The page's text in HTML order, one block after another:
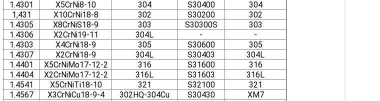
1.4301 X5CrNi8-10 304 S30400
304
1,431
X10CrNi18-8 302 S30200
302
1.4305
X8CrNiS18-9 303 S30300S
303
1.4306
X2CrNi19-11 304L -
-
1.4303
X4CrNi18-9 305 S30600
305
1.4307
X2CrNi18-9 304L S30403
304L
1.4401
X5CrNiMo17-12-2 316 S31600
316
1.4404
X2CrNiMo17-12-2 316L S31603
316L
1.4541
X5CrNiTi18-10 321 S32100
321
1.4567
X3CrNiCu18-9-4 302HQ-304Cu S30430
XM7